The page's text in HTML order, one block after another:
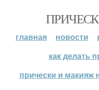
главная новости
как делать
прически и макияж